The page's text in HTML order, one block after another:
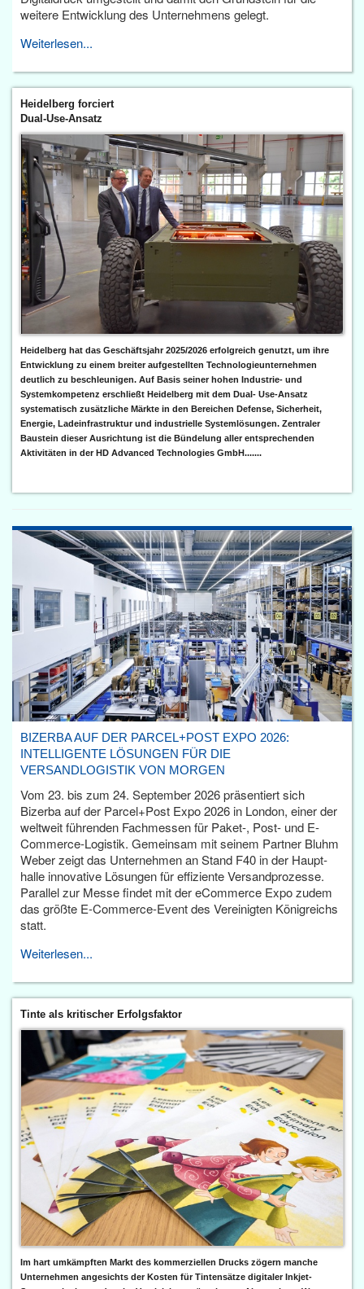
weitere Entwicklung des Unternehmens gelegt.
Weiterlesen...
Heidelberg forciert
Dual-Use-Ansatz
Heidelberg hat das Geschäftsjahr 2025/2026 erfolgreich genutzt, um ihre
Entwicklung zu einem breiter aufgestellten Technologieunternehmen
deutlich zu beschleunigen. Auf Basis seiner hohen Industrie- und
Systemkompetenz erschließt Heidelberg mit dem Dual- Use-Ansatz
systematisch zusätzliche Märkte in den Bereichen Defense, Sicherheit,
Energie, Ladeinfrastruktur und industrielle Systemlösungen. Zentraler
Baustein dieser Ausrichtung ist die Bündelung aller entsprechenden
Aktivitäten in der HD Advanced Technologies GmbH.......
BIZERBA AUF DER PARCEL+POST EXPO 2026:
INTELLIGENTE LÖSUNGEN FÜR DIE
VERSANDLOGISTIK VON MORGEN
Vom 23. bis zum 24. September 2026 präsentiert sich
Bizerba auf der Parcel+Post Expo 2026 in London, einer der
weltweit führenden Fachmessen für Paket-, Post- und E-
Commerce-Logistik. Gemeinsam mit seinem Partner Bluhm
Weber zeigt das Unternehmen an Stand F40 in der Haupt­
halle innovative Lösungen für effiziente Versandprozesse.
Parallel zur Messe findet mit der eCommerce Expo zudem
das größte E-Commerce-Event des Vereinigten Königreichs
statt.
Weiterlesen...
Tinte als kritischer Erfolgsfaktor
Im hart umkämpften Markt des kommerziellen Drucks zögern manche
Unternehmen angesichts der Kosten für Tintensätze digitaler Inkjet-